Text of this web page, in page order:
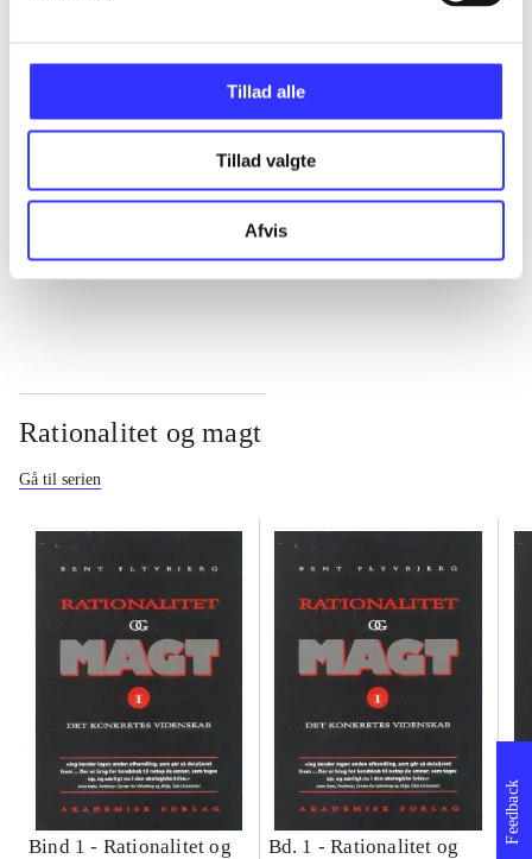
Tillad alle
Tillad valgte
Afvis
Rationalitet og magt
Gå til serien
Bind 1 - Rationalitet og
Bd. 1 -Rationalitet og
Feedback